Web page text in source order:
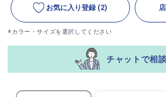
お気に入り登録 (2)
※カラー・サイズを選択してください
チャットで相